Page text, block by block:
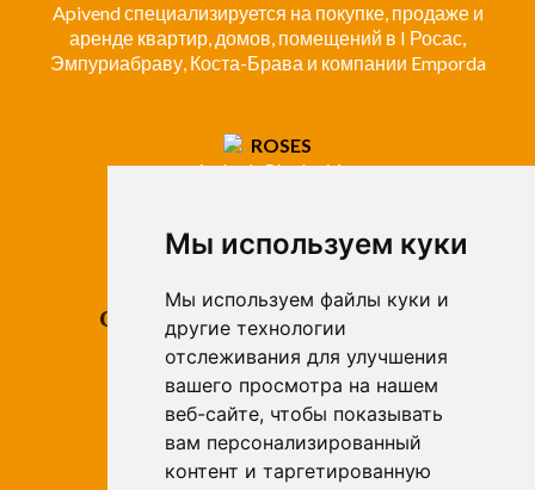
Мы используем куки
Мы используем файлы куки и
другие технологии
отслеживания для улучшения
вашего просмотра на нашем
веб-сайте, чтобы показывать
вам персонализированный
контент и таргетированную
Apivend специализируется на покупке, продаже и
аренде квартир, домов, помещений в I Росас,
Эмпуриабраву, Коста-Брава и компании Emporda
ROSES
Avda. de Rhode, 64
info@apivend.com
Следуй
нами!